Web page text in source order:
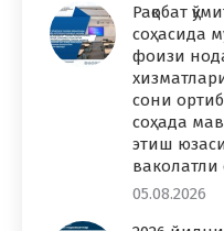
Рақобат
соҳасида
фоизи
сони
соҳада
этиш
05.08.2026